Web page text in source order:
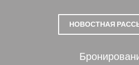
НОВОСТНАЯ